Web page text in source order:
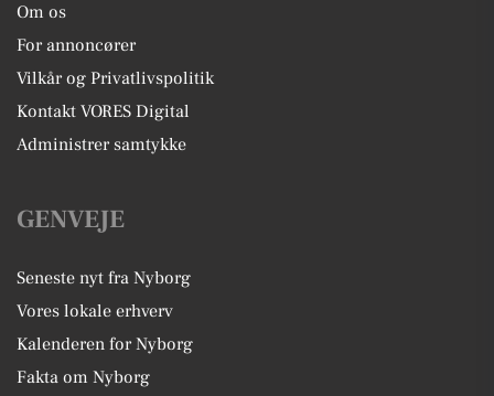
Om os
For annoncører
Vilkår og Privatlivspolitik
Kontakt VORES Digital
Administrer samtykke
GENVEJE
Seneste nyt fra Nyborg
Vores lokale erhverv
Kalenderen for Nyborg
Fakta om Nyborg